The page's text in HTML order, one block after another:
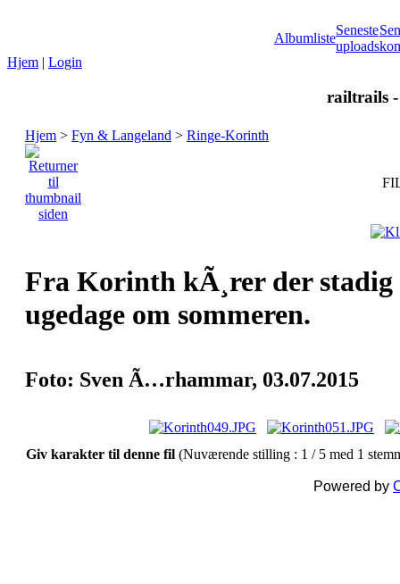
Albumliste
Seneste
uploads
Hjem | Login
railtrails
Hjem > Fyn & Langeland > Ringe-Korinth
Fra Korinth kÃ¸rer der
ugedage om sommeren.
Foto: Sven Ã…rhammar, 03.07.2015
Giv karakter til denne fil (Nuværende stilling : 1 / 5 med 1
Powered by